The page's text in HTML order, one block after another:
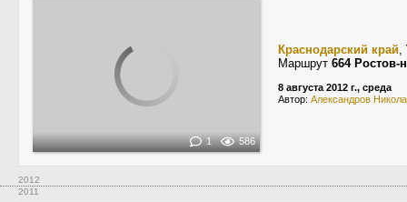
1 586
Краснодарский край,
Маршрут 664
8 августа 2012 г., среда
Автор: Александров
2012
2011